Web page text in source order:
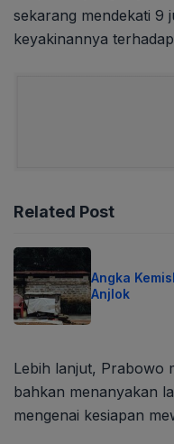
sekarang mendekati 9
keyakinannya
Related Post
Angka
Anjlok
Lebih lanjut, Prabowo
bahkan menanyakan
mengenai kesiapan